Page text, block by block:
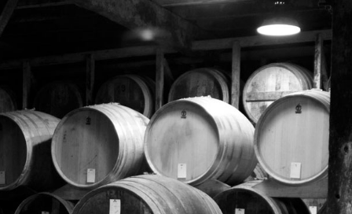
LE DOMAINE
PHILOSOPHIE & VITICULTURE
LES VINS
BAS-ARMAGNACS
BLANCHE D'ARMAGNAC
FLOCS DE GASCOGNE
ACCÈS & CONTACTS
TÉLÉCHARGEMENTS